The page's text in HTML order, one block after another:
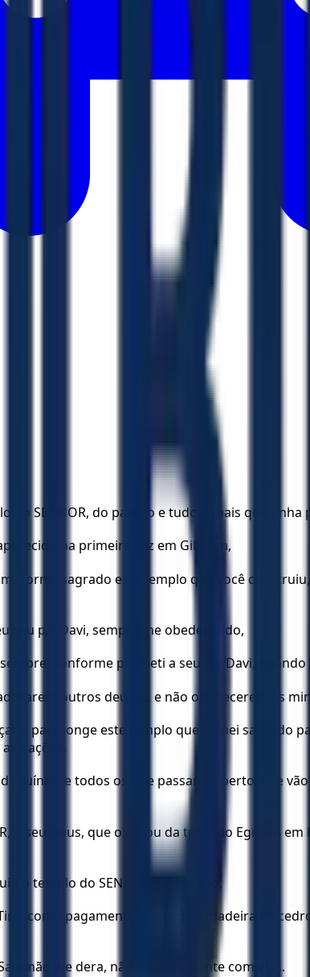
do SENHOR, do palácio e tudo o mais que tinha
na primeira vez em Gibeom,
Tornei sagrado este templo que você
seu pai Davi, sempre me obedecendo,
conforme prometi a seu pai Davi, quando
outros deuses, e não obedecerem às
para longe este templo que tornei sagrado
nações.
ruínas, e todos os que passarem perto dele
o seu Deus, que os tirou da terra do Egito; e
o templo do SENHOR e o palácio,
como pagamento por toda a madeira de
lhe dera, não ficou contente com elas.